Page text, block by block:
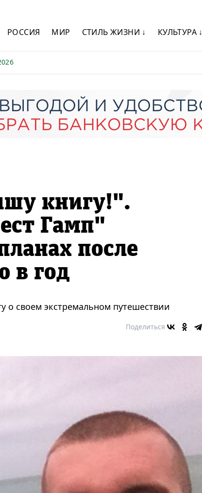
РОССИЯ МИР СТИЛЬ ЖИЗНИ ↓ КУЛЬТУРА ↓
книгу!".
Гамп"
после
в год
о своем экстремальном путешествии
Поделиться